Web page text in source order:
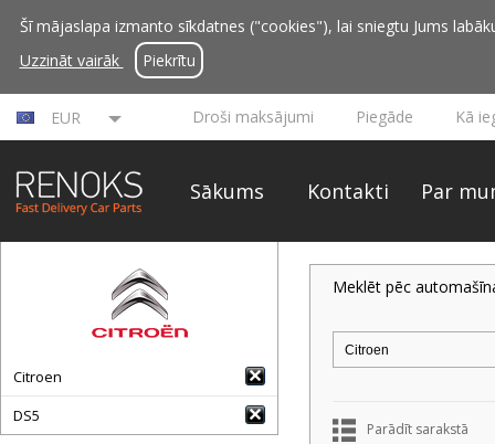
Šī mājaslapa izmanto sīkdatnes ("cookies"), lai sniegtu Jums
Uzzināt vairāk
Piekrītu
EUR Droši maksājumi Piegāde Kā
Sākums Kontakti Par
Citroen
DS5
Meklēt pēc
Parādīt sarakstā